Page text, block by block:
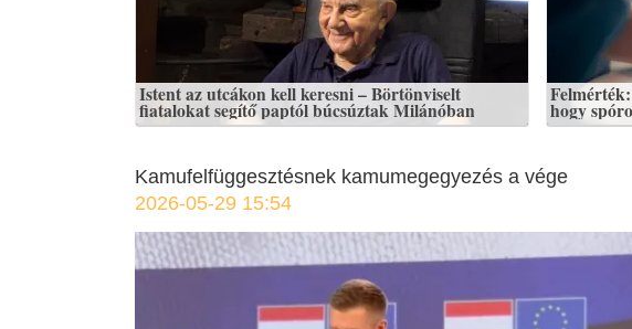
Istent az utcákon kell keresni – Börtönviselt
fiatalokat segítő paptól búcsúztak Milánóban hogy
Kamufelfüggesztésnek kamumegegyezés a vége
2026-05-29 15:54